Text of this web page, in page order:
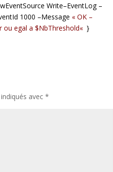
Write–EventLog –
1000 –Message «OK –
ou egal a $NbThreshold« }
avec*